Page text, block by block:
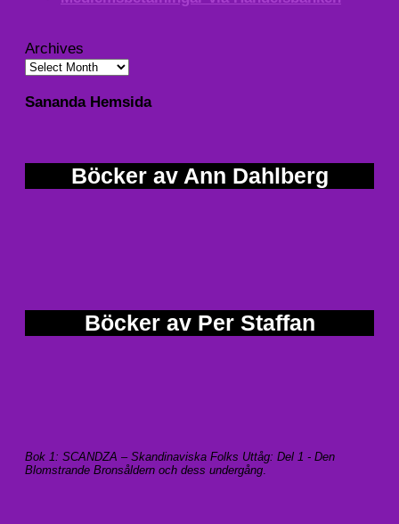
Archives
Sananda Hemsida
Böcker av Ann Dahlberg
Böcker av Per Staffan
Bok 1: SCANDZA – Skandinaviska Folks Uttåg: Del 1 - Den
Blomstrande Bronsåldern och dess undergång